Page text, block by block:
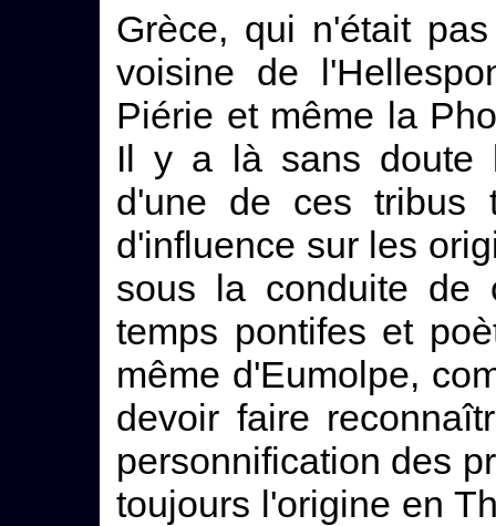
Grèce, qui n'était
voisine de
Piérie et même la
Il y a là sans doute
d'une de ces tribus
d'influence sur les
sous la conduite de
temps pontifes et
même d'Eumolpe,
devoir faire
personnification des
toujours l'origine en